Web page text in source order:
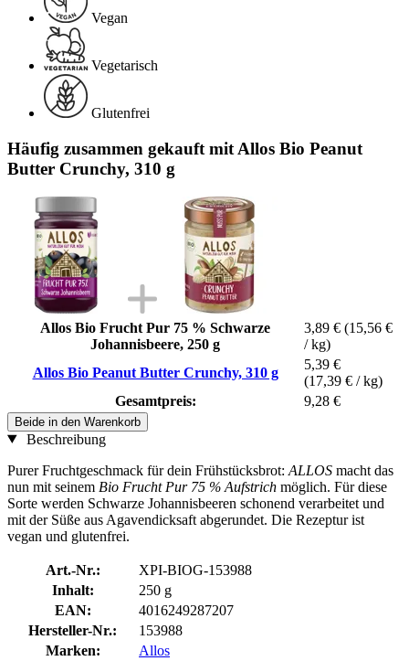
Vegan
Vegetarisch
Glutenfrei
Häufig zusammen gekauft mit Allos Bio Peanut
Butter Crunchy, 310 g
Allos Bio Frucht Pur 75 % Schwarze
Johannisbeere, 250 g
3,89 € (15,56 €
/ kg)
Allos Bio Peanut Butter Crunchy, 310 g
5,39 €
(17,39 € / kg)
Gesamtpreis:
9,28 €
Beide in den Warenkorb
Beschreibung
Purer Fruchtgeschmack für dein Frühstücksbrot: ALLOS macht das
nun mit seinem Bio Frucht Pur 75 % Aufstrich möglich. Für diese
Sorte werden Schwarze Johannisbeeren schonend verarbeitet und
mit der Süße aus Agavendicksaft abgerundet. Die Rezeptur ist
vegan und glutenfrei.
Art.-Nr.:
XPI-BIOG-153988
Inhalt:
250 g
EAN:
4016249287207
Hersteller-Nr.:
153988
Marken:
Allos